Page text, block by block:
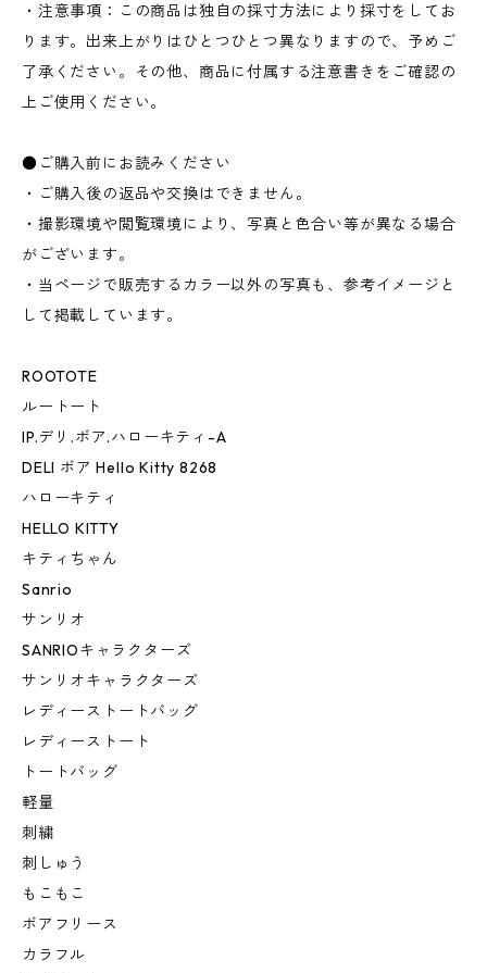
・注意事項：この商品は独自の採寸方法により採寸をしてお
ります。出来上がりはひとつひとつ異なりますので、予めご
了承ください。その他、商品に付属する注意書きをご確認の
上ご使用ください。
●ご購入前にお読みください
・ご購入後の返品や交換はできません。
・撮影環境や閲覧環境により、写真と色合い等が異なる場合
がございます。
・当ページで販売するカラー以外の写真も、参考イメージと
して掲載しています。
ROOTOTE
ルートート
IP.デリ.ボア.ハローキティ-A
DELI ボア Hello Kitty 8268
ハローキティ
HELLO KITTY
キティちゃん
Sanrio
サンリオ
SANRIOキャラクターズ
サンリオキャラクターズ
レディーストートバッグ
レディーストート
トートバッグ
軽量
刺繍
刺しゅう
もこもこ
ボアフリース
カラフル